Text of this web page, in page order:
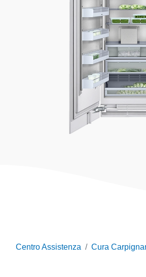
Centro Assistenza Cura